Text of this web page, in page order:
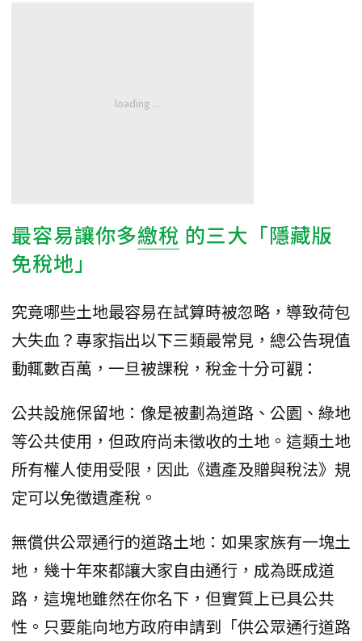
最容易讓你多繳稅 的三大「隱藏版
免稅地」
究竟哪些土地最容易在試算時被忽略，導致荷包
大失血？專家指出以下三類最常見，總公告現值
動輒數百萬，一旦被課稅，稅金十分可觀：
公共設施保留地：像是被劃為道路、公園、綠地
等公共使用，但政府尚未徵收的土地。這類土地
所有權人使用受限，因此《遺產及贈與稅法》規
定可以免徵遺產稅。
無償供公眾通行的道路土地：如果家族有一塊土
地，幾十年來都讓大家自由通行，成為既成道
路，這塊地雖然在你名下，但實質上已具公共
性。只要能向地方政府申請到「供公眾通行道路